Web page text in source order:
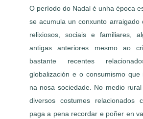
O período do Nadal é unha época
se acumula un conxunto arraigado
relixiosos, sociais e familiares,
antigas anteriores mesmo ao
bastante recentes
globalización e o consumismo
na nosa sociedade. No medio
diversos costumes relacionados
paga a pena recordar e poñer en